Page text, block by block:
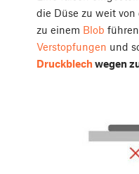
die Düse zu weit
zu einem Blob
Verstopfungen und
Druckblech wegen